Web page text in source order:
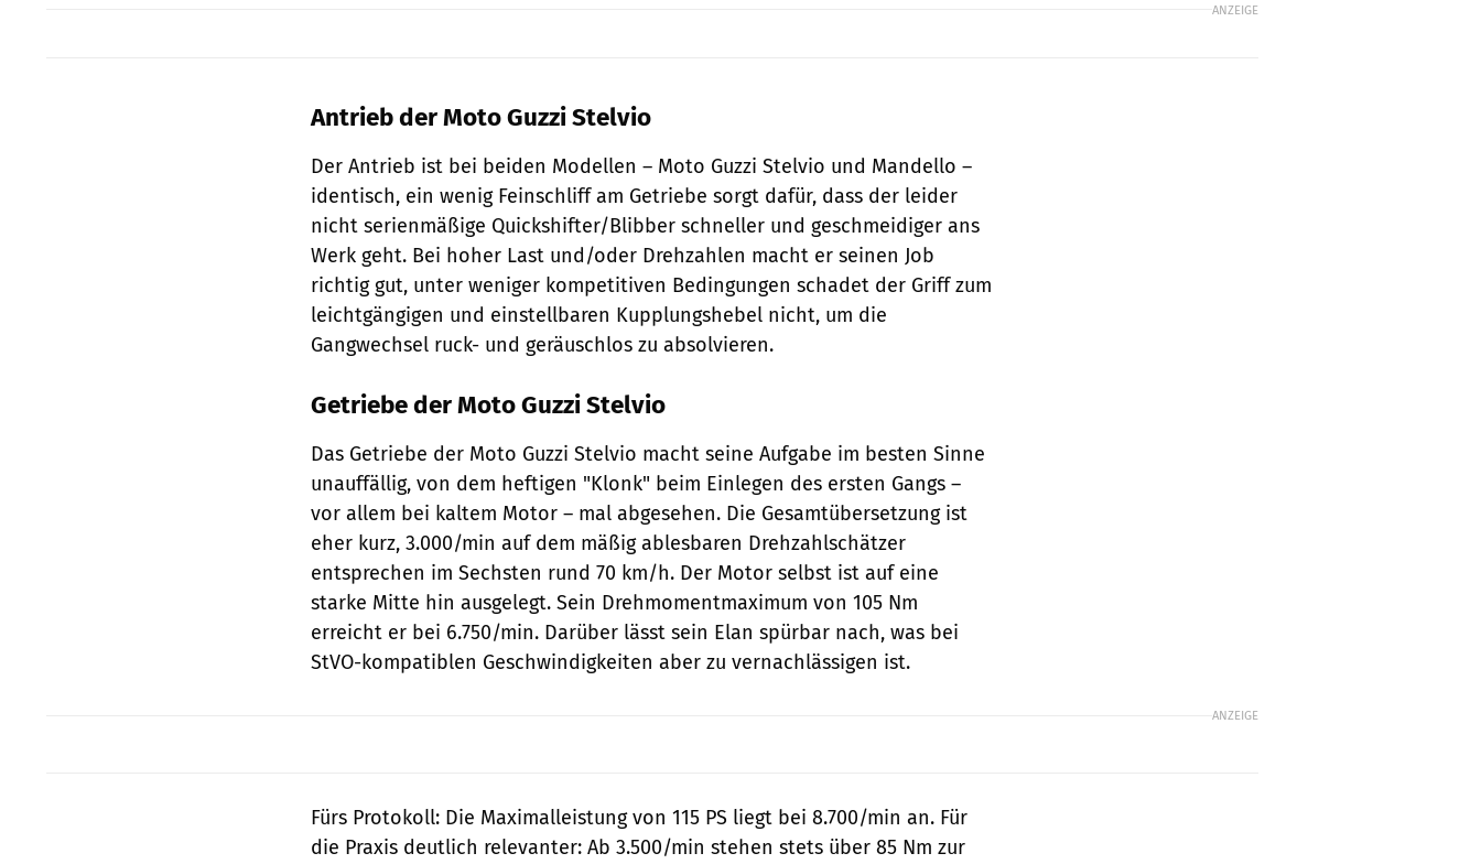
ANZEIGE
Antrieb der Moto Guzzi Stelvio
Der Antrieb ist bei beiden Modellen – Moto Guzzi Stelvio und Mandello –
identisch, ein wenig Feinschliff am Getriebe sorgt dafür, dass der leider
nicht serienmäßige Quickshifter/Blibber schneller und geschmeidiger ans
Werk geht. Bei hoher Last und/oder Drehzahlen macht er seinen Job
richtig gut, unter weniger kompetitiven Bedingungen schadet der Griff zum
leichtgängigen und einstellbaren Kupplungshebel nicht, um die
Gangwechsel ruck- und geräuschlos zu absolvieren.
Getriebe der Moto Guzzi Stelvio
Das Getriebe der Moto Guzzi Stelvio macht seine Aufgabe im besten Sinne
unauffällig, von dem heftigen "Klonk" beim Einlegen des ersten Gangs –
vor allem bei kaltem Motor – mal abgesehen. Die Gesamtübersetzung ist
eher kurz, 3.000/min auf dem mäßig ablesbaren Drehzahlschätzer
entsprechen im Sechsten rund 70 km/h. Der Motor selbst ist auf eine
starke Mitte hin ausgelegt. Sein Drehmomentmaximum von 105 Nm
erreicht er bei 6.750/min. Darüber lässt sein Elan spürbar nach, was bei
StVO-kompatiblen Geschwindigkeiten aber zu vernachlässigen ist.
ANZEIGE
Fürs Protokoll: Die Maximalleistung von 115 PS liegt bei 8.700/min an. Für
die Praxis deutlich relevanter: Ab 3.500/min stehen stets über 85 Nm zur